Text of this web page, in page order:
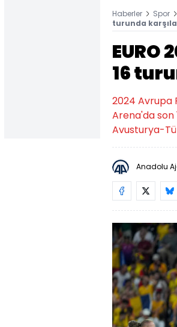
Haberler Spor
turunda
EURO
16
2024 Avrupa
Arena'da son
Avusturya-
Anadolu